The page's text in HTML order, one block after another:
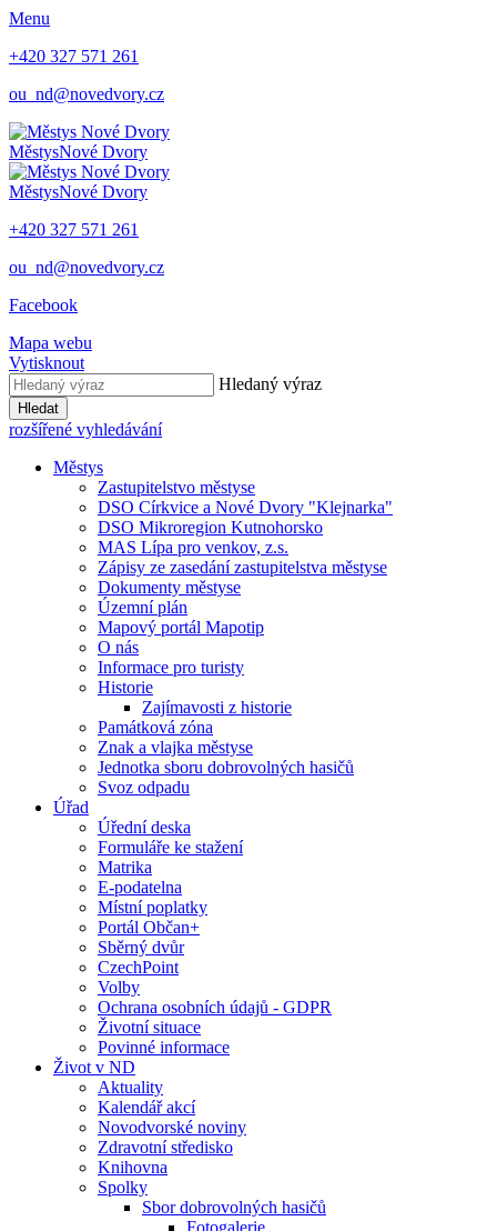
Menu
+420 327 571 261
ou_nd@novedvory.cz
MěstysNové Dvory
MěstysNové Dvory
+420 327 571 261
ou_nd@novedvory.cz
Facebook
Mapa webu
Vytisknout
Hledaný výraz
Hledat
rozšířené vyhledávání
Městys
Zastupitelstvo městyse
DSO Církvice a Nové Dvory "Klejnarka"
DSO Mikroregion Kutnohorsko
MAS Lípa pro venkov, z.s.
Zápisy ze zasedání zastupitelstva městyse
Dokumenty městyse
Územní plán
Mapový portál Mapotip
O nás
Informace pro turisty
Historie
Zajímavosti z historie
Památková zóna
Znak a vlajka městyse
Jednotka sboru dobrovolných hasičů
Svoz odpadu
Úřad
Úřední deska
Formuláře ke stažení
Matrika
E-podatelna
Místní poplatky
Portál Občan+
Sběrný dvůr
CzechPoint
Volby
Ochrana osobních údajů - GDPR
Životní situace
Povinné informace
Život v ND
Aktuality
Kalendář akcí
Novodvorské noviny
Zdravotní středisko
Knihovna
Spolky
Sbor dobrovolných hasičů
Fotogalerie